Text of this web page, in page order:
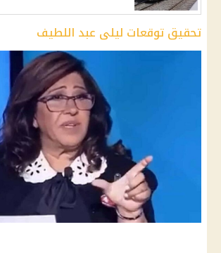
تحقيق توقعات ليلى عبد اللطيف